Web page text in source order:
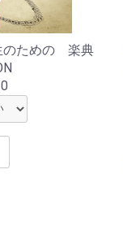
のための 楽典